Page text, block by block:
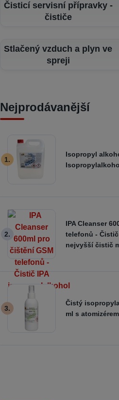
Čisticí servisní přípravky -
čističe
Stlačený vzduch a plyn ve
spreji
Nejprodávanější
1.
Isopropyl
2.
IPA Cleanser
telefonů -
nejvyšší čistič
3.
Čistý
ml s atomizérem